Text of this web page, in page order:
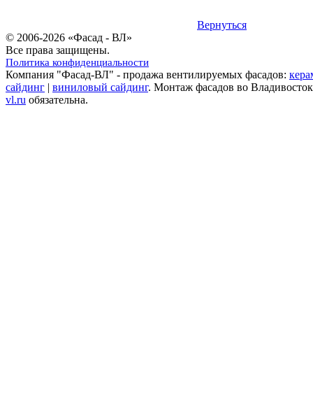
Вернуться
© 2006-2026 «Фасад - ВЛ»
Все права защищены.
Политика конфиденциальности
Компания "Фасад-ВЛ" - продажа вентилируемых фасадов:
сайдинг | виниловый сайдинг. Монтаж фасадов во
vl.ru обязательна.